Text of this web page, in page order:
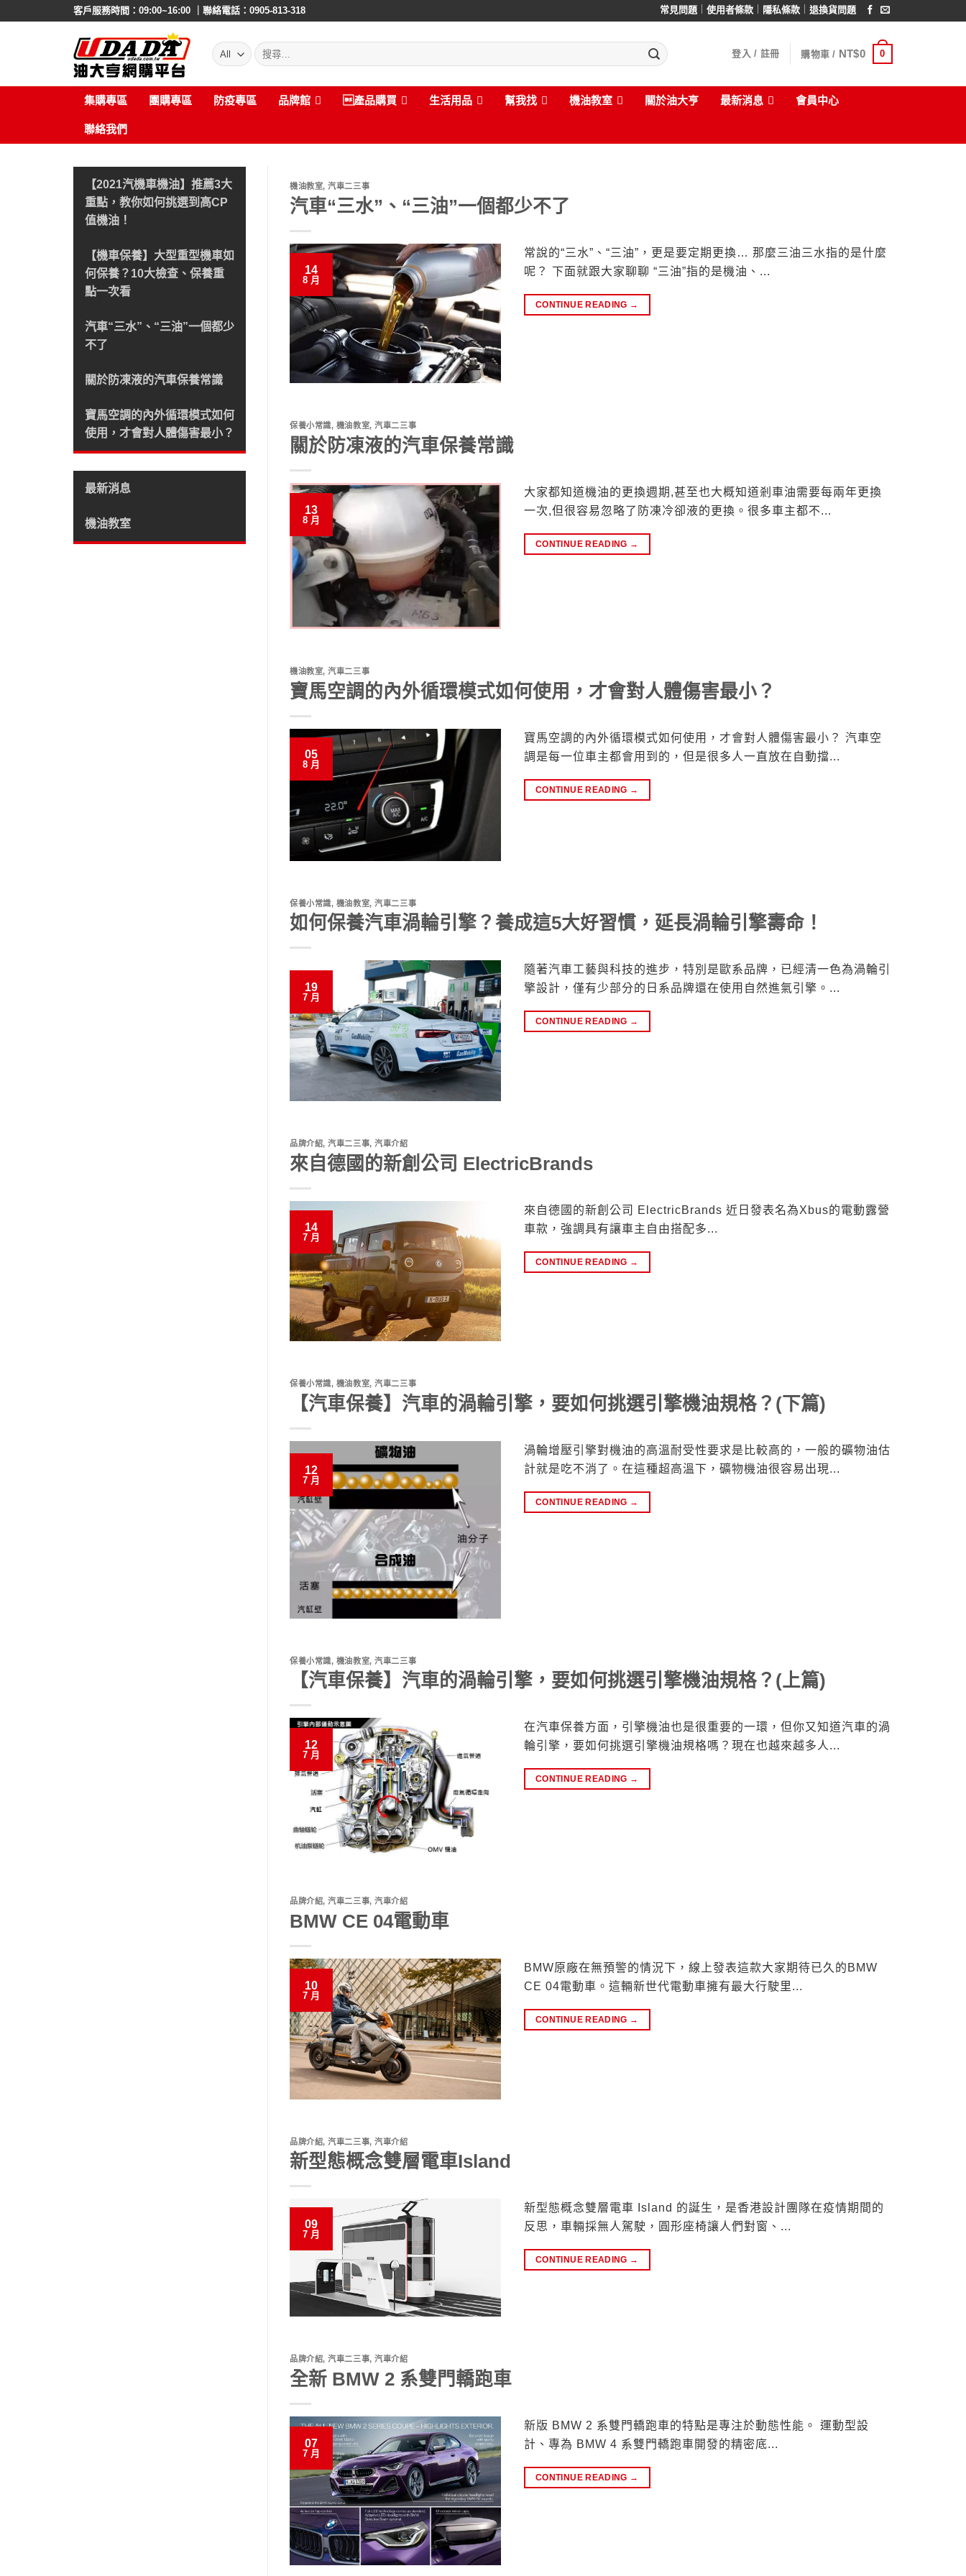
客戶服務時間：09:00~16:00 ｜聯絡電話：0905-813-318 常見問題 ｜使用者條款 隱私條款 ｜退換貨問題
搜
尋:
登入 / 註冊 購物車 / NT$0 0
集購專區 團購專區 防疫專區 品牌館 產品購買 生活用品 幫我找 機油教室 關於油大亨 最新消息 會員中心
聯絡我們
【2021汽機車機油】推薦3大
重點，教你如何挑選到高CP
值機油！
【機車保養】大型重型機車如
何保養？10大檢查、保養重
點一次看
汽車“三水”、“三油”一個都少
不了
關於防凍液的汽車保養常識
寶馬空調的內外循環模式如何
使用，才會對人體傷害最小？
最新消息
機油教室
機油教室,汽車二三事
汽車“三水”、“三油”一個都少不了
14
8 月
常說的“三水”、“三油”，更是要定期更換… 那麼三油三水指的是什麼
呢？ 下面就跟大家聊聊 “三油”指的是機油、
CONTINUE READING →
保養小常識, 機油教室,汽車二三事
關於防凍液的汽車保養常識
13
8 月
大家都知道機油的更換週期,甚至也大概知道剎車油需要每兩年更換
一次,但很容易忽略了防凍冷卻液的更換。很多車主都不
CONTINUE READING →
機油教室,汽車二三事
寶馬空調的內外循環模式如何使用，才會對人體傷害最小？
05
8 月
寶馬空調的內外循環模式如何使用，才會對人體傷害最小？ 汽車空
調是每一位車主都會用到的，但是很多人一直放在自動擋
CONTINUE READING →
保養小常識, 機油教室,汽車二三事
如何保養汽車渦輪引擎？養成這5大好習慣，延長渦輪引擎壽命！
19
7 月
隨著汽車工藝與科技的進步，特別是歐系品牌，已經清一色為渦輪引
擎設計，僅有少部分的日系品牌還在使用自然進氣引擎。
CONTINUE READING →
品牌介紹,汽車二三事,汽車介紹
來自德國的新創公司 ElectricBrands
14
7 月
來自德國的新創公司 ElectricBrands 近日發表名為Xbus的電動露營
車款，強調具有讓車主自由搭配多
CONTINUE READING →
保養小常識, 機油教室,汽車二三事
【汽車保養】汽車的渦輪引擎，要如何挑選引擎機油規格？(下篇)
12
7 月
渦輪增壓引擎對機油的高溫耐受性要求是比較高的，一般的礦物油估
計就是吃不消了。在這種超高溫下，礦物機油很容易出現
CONTINUE READING →
保養小常識, 機油教室,汽車二三事
【汽車保養】汽車的渦輪引擎，要如何挑選引擎機油規格？(上篇)
12
7 月
在汽車保養方面，引擎機油也是很重要的一環，但你又知道汽車的渦
輪引擎，要如何挑選引擎機油規格嗎？現在也越來越多人
CONTINUE READING →
品牌介紹,汽車二三事,汽車介紹
BMW CE 04電動車
10
7 月
BMW原廠在無預警的情況下，線上發表這款大家期待已久的BMW
CE 04電動車。這輛新世代電動車擁有最大行駛里
CONTINUE READING →
品牌介紹,汽車二三事,汽車介紹
新型態概念雙層電車Island
09
7 月
新型態概念雙層電車 Island 的誕生，是香港設計團隊在疫情期間的
反思，車輛採無人駕駛，圓形座椅讓人們對窗、
CONTINUE READING →
品牌介紹,汽車二三事,汽車介紹
全新 BMW 2 系雙門轎跑車
07
7 月
新版 BMW 2 系雙門轎跑車的特點是專注於動態性能。 運動型設
計、專為 BMW 4 系雙門轎跑車開發的精密底
CONTINUE READING →